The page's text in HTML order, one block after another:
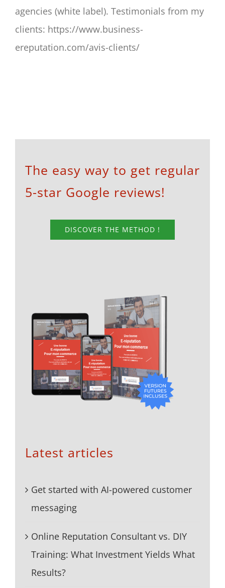
agencies (white label). Testimonials from my
clients: https://www.business-
ereputation.com/avis-clients/
The easy way to get regular
5-star Google reviews!
DISCOVER THE METHOD !
Latest articles
Get started with AI-powered customer
messaging
Online Reputation Consultant vs. DIY
Training: What Investment Yields What
Results?